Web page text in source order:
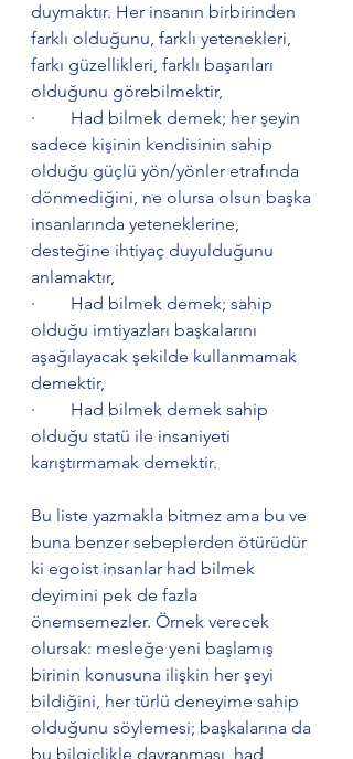
duymaktır. Her insanın birbirinden
farklı olduğunu, farklı yetenekleri,
farkı güzellikleri, farklı başarıları
olduğunu görebilmektir,
·        Had bilmek demek; her şeyin
sadece kişinin kendisinin sahip
olduğu güçlü yön/yönler etrafında
dönmediğini, ne olursa olsun başka
insanlarında yeteneklerine,
desteğine ihtiyaç duyulduğunu
anlamaktır,
·        Had bilmek demek; sahip
olduğu imtiyazları başkalarını
aşağılayacak şekilde kullanmamak
demektir,
·        Had bilmek demek sahip
olduğu statü ile insaniyeti
karıştırmamak demektir.
Bu liste yazmakla bitmez ama bu ve
buna benzer sebeplerden ötürüdür
ki egoist insanlar had bilmek
deyimini pek de fazla
önemsemezler. Örnek verecek
olursak: mesleğe yeni başlamış
birinin konusuna ilişkin her şeyi
bildiğini, her türlü deneyime sahip
olduğunu söylemesi; başkalarına da
bu bilgiçlikle davranması, had